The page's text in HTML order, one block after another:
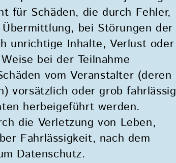
für Schäden, die durch Fehler,
bei Störungen der
unrichtige Inhalte, Verlust oder
bei der Teilnahme
vom Veranstalter (deren
vorsätzlich oder grob fahrlässig
herbeigeführt werden.
die Verletzung von Leben,
Fahrlässigkeit, nach dem
Datenschutz.